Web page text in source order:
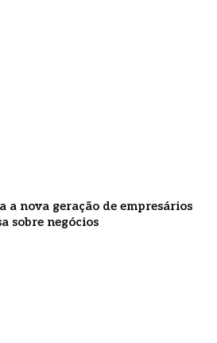
a nova geração de empresários
sobre negócios